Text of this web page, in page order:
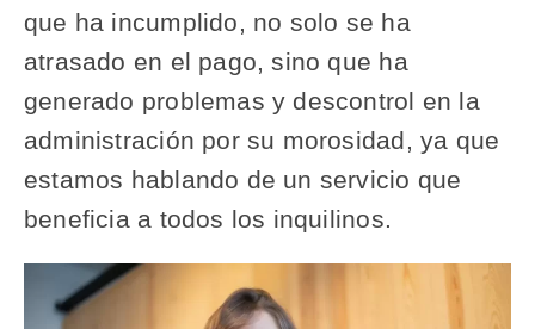
que ha incumplido, no solo se ha
atrasado en el pago, sino que ha
generado problemas y descontrol en la
administración por su morosidad, ya que
estamos hablando de un servicio que
beneficia a todos los inquilinos.